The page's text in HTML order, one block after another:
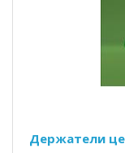
Держатели